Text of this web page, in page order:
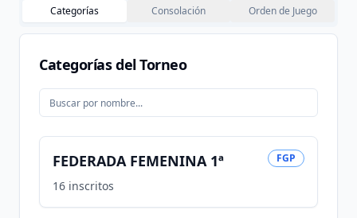
Categorías Consolación Orden de Juego
Categorías del Torneo
FEDERADA FEMENINA 1ª FGP
16 inscritos